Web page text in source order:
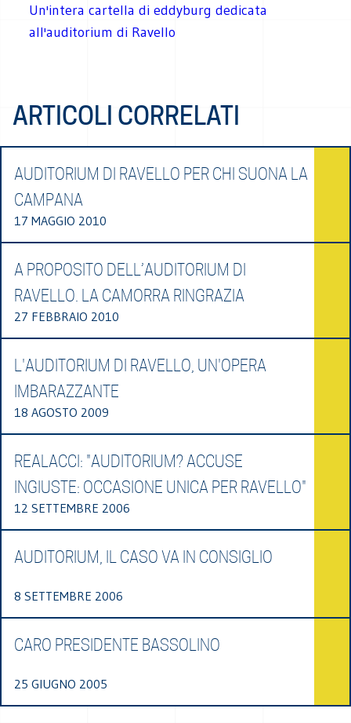
Un'intera cartella di eddyburg dedicata
all'auditorium di Ravello
ARTICOLI CORRELATI
AUDITORIUM DI RAVELLO PER CHI SUONA LA
CAMPANA
17 MAGGIO 2010
A PROPOSITO DELL’AUDITORIUM DI
RAVELLO. LA CAMORRA RINGRAZIA
27 FEBBRAIO 2010
L'AUDITORIUM DI RAVELLO, UN'OPERA
IMBARAZZANTE
18 AGOSTO 2009
REALACCI: "AUDITORIUM? ACCUSE
INGIUSTE: OCCASIONE UNICA PER RAVELLO"
12 SETTEMBRE 2006
AUDITORIUM, IL CASO VA IN CONSIGLIO
8 SETTEMBRE 2006
CARO PRESIDENTE BASSOLINO
25 GIUGNO 2005